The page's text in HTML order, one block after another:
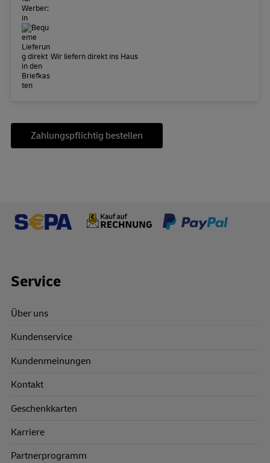
Wir liefern direkt ins Haus
Zahlungspflichtig bestellen
Footer Links
Service
Über uns
Kundenservice
Kundenmeinungen
Kontakt
Geschenkkarten
Karriere
Partnerprogramm